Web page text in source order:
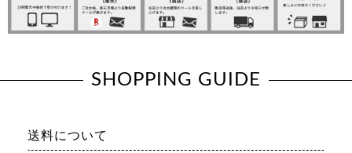
SHOPPING GUIDE
送料について